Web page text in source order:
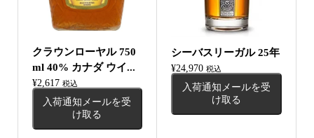
クラウンローヤル 750
ml 40% カナダ ウイ...
¥2,617 税込
入荷通知メールを受
け取る
シーバスリーガル 25年
¥24,970 税込
入荷通知メールを受
け取る